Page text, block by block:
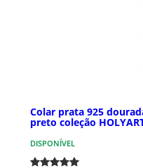
Colar prata 925
preto coleção
DISPONÍVEL